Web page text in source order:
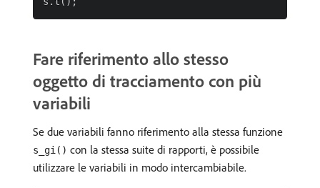
Fare riferimento allo stesso
oggetto di tracciamento con più
variabili
Se due variabili fanno riferimento alla stessa funzione
s_gi() con la stessa suite di rapporti, è possibile
utilizzare le variabili in modo intercambiabile.